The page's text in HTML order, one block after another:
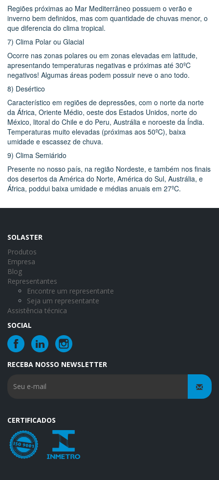
Regiões próximas ao Mar Mediterrâneo possuem o verão e
inverno bem definidos, mas com quantidade de chuvas menor, o
que diferencia do clima tropical.
7) Clima Polar ou Glacial
Ocorre nas zonas polares ou em zonas elevadas em latitude,
apresentando temperaturas negativas e próximas até 30ºC
negativos! Algumas áreas podem possuir neve o ano todo.
8) Desértico
Característico em regiões de depressões, com o norte da norte
da África, Oriente Médio, oeste dos Estados Unidos, norte do
México, litoral do Chile e do Peru, Austrália e noroeste da Índia.
Temperaturas muito elevadas (próximas aos 50ºC), baixa
umidade e escassez de chuva.
9) Clima Semiárido
Presente no nosso país, na região Nordeste, e também nos finais
dos desertos da América do Norte, América do Sul, Austrália, e
África, poddui baixa umidade e médias anuais em 27ºC.
SOLASTER
Produtos
Empresa
Blog
Representantes
Encontre um representante
Seja um representante
Assistência técnica
SOCIAL
RECEBA NOSSO NEWSLETTER
CERTIFICADOS